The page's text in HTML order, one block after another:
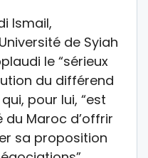
Ismail,
de Syiah
le “sérieux
du différend
pour lui, “est
Maroc d’offrir
sa proposition